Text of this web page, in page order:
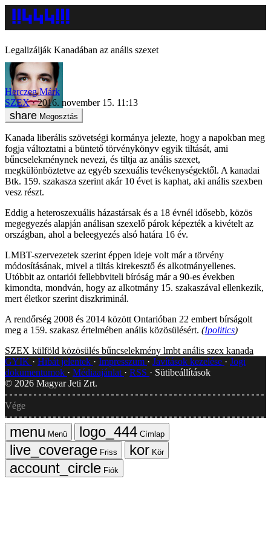
Legalizálják Kanadában az anális szexet
Herczeg Márk
SZEX
2016. november 15. 11:13
Megosztás
Kanada liberális szövetségi kormánya jelezte, hogy a napokban meg
fogja változtatni a büntető törvénykönyv egyik tiltását, ami
bűncselekménynek nevezi, és tiltja az anális szexet,
megkülönböztetve az egyéb szexuális tevékenységektől. A kanadai
Btk. 159. szakasza szerint akár 10 évet is kaphat, aki anális szexben
vesz részt.
Eddig a heteroszexuális házastársak és a 18 évnél idősebb, közös
megegyezés alapján análisan szexelő párok képezték a kivételt az
országban, ahol a beleegyezés alsó határa 16 év.
LMBT-szervezetek szerint éppen ideje volt már a törvény
módosításának, mivel a tiltás kirekesztő és alkotmányellenes.
Utóbbit az ontariói fellebbviteli bíróság már a 90-es években
kimondta, mondván, hogy az alkotmány 15. szakaszával ellenkezik,
mert életkor szerint diszkriminál.
A rendőrség 2008 és 2014 között Ontarióban 22 embert bírságolt
meg a 159. szakasz értelmében anális közösülésért. (Ipolitics)
SZEX külföld közösülés bűncselekmény lmbt anális szex kanada
GYIK
Hibát jelentek Impresszum Javítások kezelése
Jogi
dokumentumok
Médiaajánlat RSS
Sütibeállítások
© 2026 Magyar Jeti Zrt.
Vége
Menü
Címlap
Friss
Kör
Fiók